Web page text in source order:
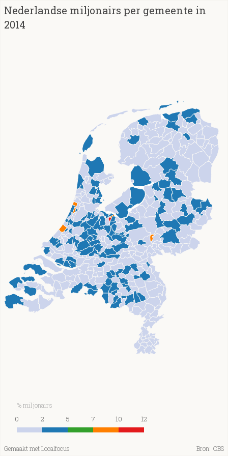
Nederlandse miljonairs per gemeente in
2014
% miljonairs
0
2 5 7 10 12
Bron: CBS
Gemaakt met Localfocus